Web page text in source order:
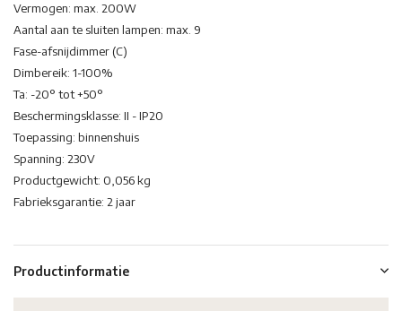
Vermogen: max. 200W
Aantal aan te sluiten lampen: max. 9
Fase-afsnijdimmer (C)
Dimbereik: 1-100%
Ta: -20° tot +50°
Beschermingsklasse: II - IP20
Toepassing: binnenshuis
Spanning: 230V
Productgewicht: 0,056 kg
Fabrieksgarantie: 2 jaar
Productinformatie